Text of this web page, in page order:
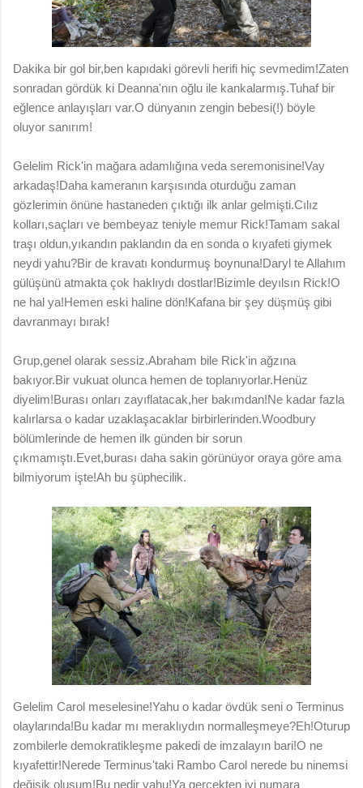
Dakika bir gol bir,ben kapıdaki görevli herifi hiç sevmedim!Zaten
sonradan gördük ki Deanna'nın oğlu ile kankalarmış.Tuhaf bir
eğlence anlayışları var.O dünyanın zengin bebesi(!) böyle
oluyor sanırım!
Gelelim Rick'in mağara adamlığına veda seremonisine!Vay
arkadaş!Daha kameranın karşısında oturduğu zaman
gözlerimin önüne hastaneden çıktığı ilk anlar gelmişti.Cılız
kolları,saçları ve bembeyaz teniyle memur Rick!Tamam sakal
traşı oldun,yıkandın paklandın da en sonda o kıyafeti giymek
neydi yahu?Bir de kravatı kondurmuş boynuna!Daryl te Allahım
gülüşünü atmakta çok haklıydı dostlar!Bizimle deyılsın Rick!O
ne hal ya!Hemen eski haline dön!Kafana bir şey düşmüş gibi
davranmayı bırak!
Grup,genel olarak sessiz.Abraham bile Rick'in ağzına
bakıyor.Bir vukuat olunca hemen de toplanıyorlar.Henüz
diyelim!Burası onları zayıflatacak,her bakımdan!Ne kadar fazla
kalırlarsa o kadar uzaklaşacaklar birbirlerinden.Woodbury
bölümlerinde de hemen ilk günden bir sorun
çıkmamıştı.Evet,burası daha sakin görünüyor oraya göre ama
bilmiyorum işte!Ah bu şüphecilik.
Gelelim Carol meselesine!Yahu o kadar övdük seni o Terminus
olaylarında!Bu kadar mı meraklıydın normalleşmeye?Eh!Oturup
zombilerle demokratikleşme pakedi de imzalayın bari!O ne
kıyafettir!Nerede Terminus'taki Rambo Carol nerede bu ninemsi
değişik oluşum!Bu nedir yahu!Ya gerçekten iyi numara